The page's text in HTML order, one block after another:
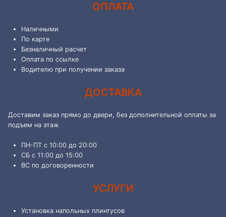
ОПЛАТА
Наличными
По карте
Безналичный расчет
Оплата по ссылке
Водителю при получении заказа
ДОСТАВКА
Доставим заказ прямо до двери, без дополнительной оплаты за
подъем на этаж
ПН-ПТ с 10:00 до 20:00
СБ с 11:00 до 15:00
ВС по договоренности
УСЛУГИ
Установка напольных плинтусов